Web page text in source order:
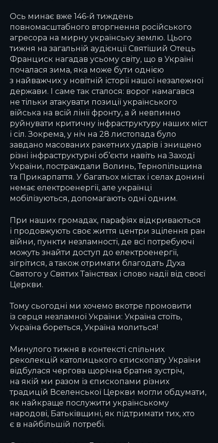
Ось минає вже 146-й тиждень
повномасштабного вторгнення російського
агресора на мирну українську землю. Цього
тижня на загальній аудієнції Святіший Отець
Франциск нагадав усьому світу, що в Україні
почалася зима, яка може бути однією
з найважчих у новітній історії нашої незалежної
держави. І саме так сталося: ворог намагався
не тільки атакувати позиції українського
війська на всій лінії фронту, а й невпинно
руйнувати критичну інфраструктуру наших міст
і сіл. Зокрема, у ніч на 28 листопада було
завдано масованих ракетних ударів і знищено
різні інфраструктурні об’єкти навіть на Заході
України, постраждали Волинь, Тернопільщина
та Прикарпаття. У багатьох містах і селах донині
немає електроенергії, але українці
мобілізуються, допомагають одні одним.
При наших громадах, парафіях відкриваються
і продовжують своє життя центри зцілення ран
війни, пункти незламності, де всі потребуючі
можуть знайти доступ до електроенергії,
зігрітися, а також отримати благодать Духа
Святого у Святих Таїнствах і слово надії від своєї
Церкви.
Тому сьогодні ми хочемо вкотре промовити
із серця незламної України: Україна стоїть,
Україна бореться, Україна молиться!
Минулого тижня в контексті спільних
реколекцій католицького єпископату України
відбулася чергова щорічна братня зустріч,
на якій ми разом із єпископами різних
традицій Вселенської Церкви могли обдумати,
як найкраще послужити українському
народові, Батьківщині, як підтримати тих, хто
є в найбільшій потребі.